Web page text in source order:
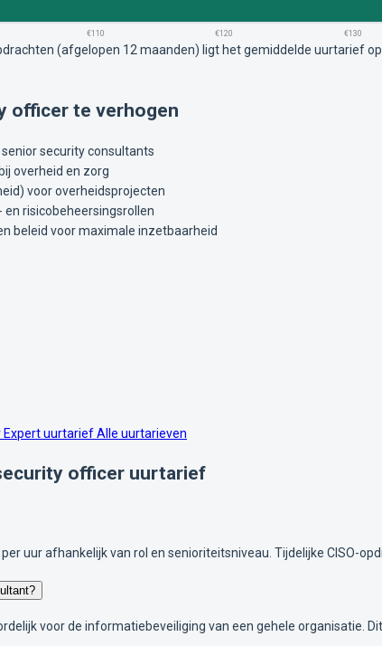
€110 €120 €130
(afgelopen 12 maanden) ligt het gemiddelde uurtarief op
officer te verhogen
security consultants
overheid en zorg
voor overheidsprojecten
en risicobeheersingsrollen
beleid voor maximale inzetbaarheid
Expert uurtariefAlle uurtarieven
officer uurtarief
uur afhankelijk van rol en senioriteitsniveau. Tijdelijke CISO-
voor de informatiebeveiliging van een gehele organisatie.